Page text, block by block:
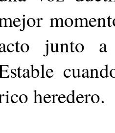
junto a
heredero.